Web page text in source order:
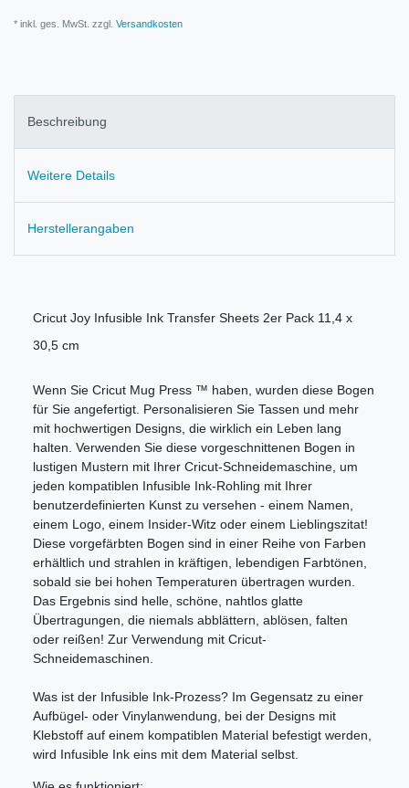
* inkl. ges. MwSt. zzgl. Versandkosten
Beschreibung
Weitere Details
Herstellerangaben
Cricut Joy Infusible Ink Transfer Sheets 2er Pack 11,4 x
30,5 cm
Wenn Sie Cricut Mug Press ™ haben, wurden diese Bogen
für Sie angefertigt. Personalisieren Sie Tassen und mehr
mit hochwertigen Designs, die wirklich ein Leben lang
halten. Verwenden Sie diese vorgeschnittenen Bogen in
lustigen Mustern mit Ihrer Cricut-Schneidemaschine, um
jeden kompatiblen Infusible Ink-Rohling mit Ihrer
benutzerdefinierten Kunst zu versehen - einem Namen,
einem Logo, einem Insider-Witz oder einem Lieblingszitat!
Diese vorgefärbten Bogen sind in einer Reihe von Farben
erhältlich und strahlen in kräftigen, lebendigen Farbtönen,
sobald sie bei hohen Temperaturen übertragen wurden.
Das Ergebnis sind helle, schöne, nahtlos glatte
Übertragungen, die niemals abblättern, ablösen, falten
oder reißen! Zur Verwendung mit Cricut-
Schneidemaschinen.
Was ist der Infusible Ink-Prozess? Im Gegensatz zu einer
Aufbügel- oder Vinylanwendung, bei der Designs mit
Klebstoff auf einem kompatiblen Material befestigt werden,
wird Infusible Ink eins mit dem Material selbst.